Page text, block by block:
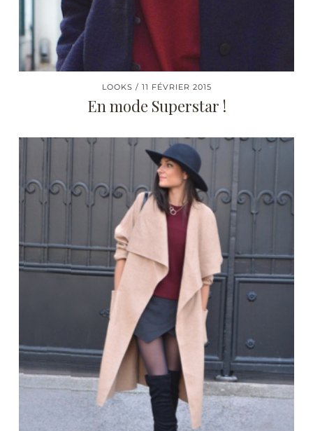
LOOKS 11 FÉVRIER 2015
En mode Superstar !